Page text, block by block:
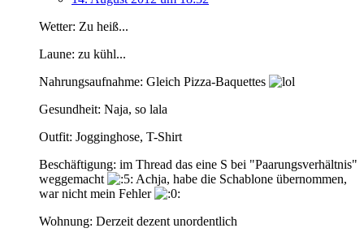
Wetter: Zu heiß...
Laune: zu kühl...
Nahrungsaufnahme: Gleich Pizza-Baquettes
Gesundheit: Naja, so lala
Outfit: Jogginghose, T-Shirt
Beschäftigung: im Thread das eine S bei "Paarungsverhältnis"
weggemacht
Achja, habe die Schablone übernommen,
war nicht mein Fehler
Wohnung: Derzeit dezent unordentlich